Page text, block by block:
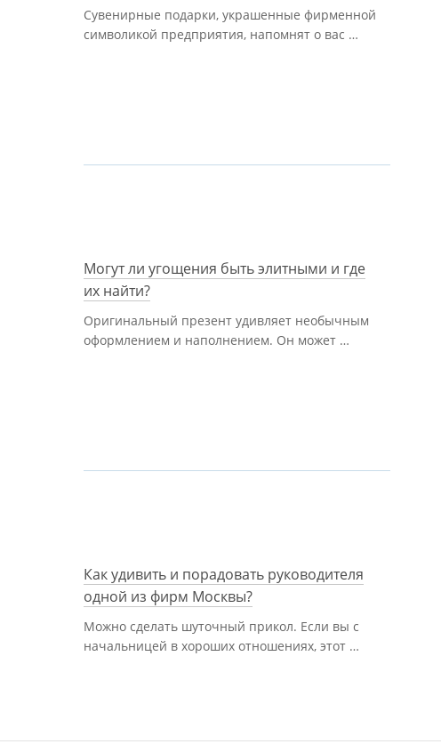
Сувенирные подарки, украшенные фирменной
символикой предприятия, напомнят о вас …
Могут ли угощения быть элитными и где
их найти?
Оригинальный презент удивляет необычным
оформлением и наполнением. Он может …
Как удивить и порадовать руководителя
одной из фирм Москвы?
Можно сделать шуточный прикол. Если вы с
начальницей в хороших отношениях, этот …